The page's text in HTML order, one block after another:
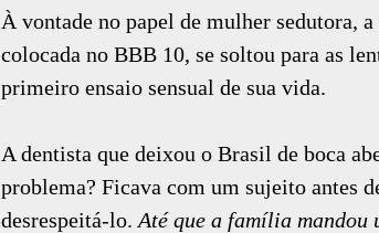
À vontade no papel de mulher sedutora,
colocada no BBB 10, se soltou para as
primeiro ensaio sensual de sua vida.
A dentista que deixou o Brasil de boca
problema? Ficava com um sujeito antes
desrespeitá-lo.Até que a família mandou